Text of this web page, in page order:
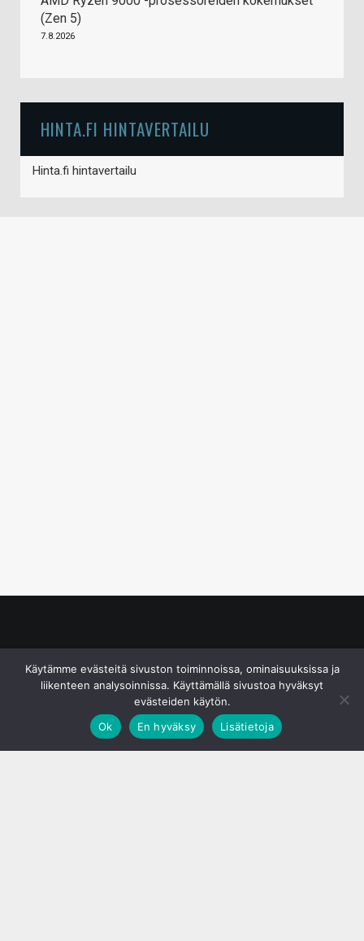
(Zen 5)
7.8.2026
HINTA.FI HINTAVERTAILU
Hinta.fi hintavertailu
Käytämme evästeitä sivuston toiminnoissa, ominaisuuksissa ja
liikenteen analysoinnissa. Käyttämällä sivustoa hyväksyt
evästeiden käytön.
Ok
En hyväksy Lisätietoja